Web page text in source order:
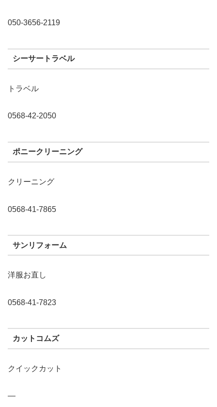
050-3656-2119
シーサートラベル
トラベル
0568-42-2050
ポニークリーニング
クリーニング
0568-41-7865
サンリフォーム
洋服お直し
0568-41-7823
カットコムズ
クイックカット
—